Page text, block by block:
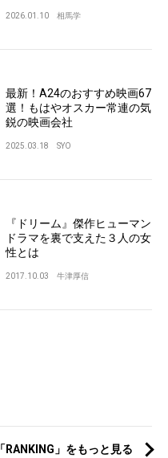
2026.01.10 相馬学
最新！A24のおすすめ映画67
選！もはやオスカー常連の気
鋭の映画会社
2025.03.18 SYO
『ドリーム』傑作ヒューマン
ドラマを裏で支えた３人の女
性とは
2017.10.03 牛津厚信
「RANKING」をもっと見る